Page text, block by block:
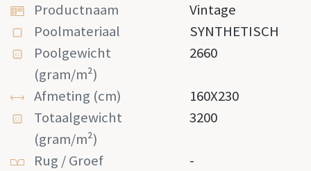
Productnaam
Vintage
Poolmateriaal
SYNTHETISCH
Poolgewicht
(gram/m²)
2660
Afmeting (cm)
160X230
Totaalgewicht
(gram/m²)
3200
Rug / Groef
-